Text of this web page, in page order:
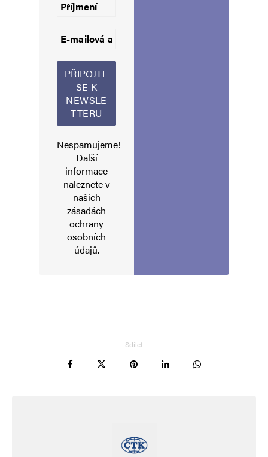
Informujte mě o nových komentářích e-mailem.
Alternative:
Nespamujeme!
Další
informace
naleznete v
našich
zásadách
ochrany
osobních
údajů.
Sdílet